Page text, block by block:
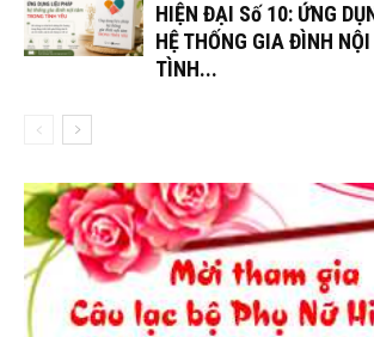
HIỆN ĐẠI Số 10: ỨNG
HỆ THỐNG GIA ĐÌNH
TÌNH...